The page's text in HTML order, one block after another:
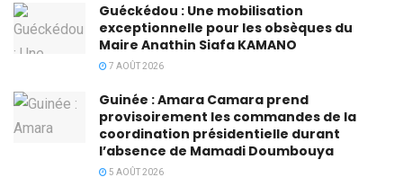
Guéckédou : Une mobilisation
exceptionnelle pour les obsèques du
Maire Anathin Siafa KAMANO
7 AOÛT 2026
Guinée : Amara Camara prend
provisoirement les commandes de la
coordination présidentielle durant
l’absence de Mamadi Doumbouya
5 AOÛT 2026